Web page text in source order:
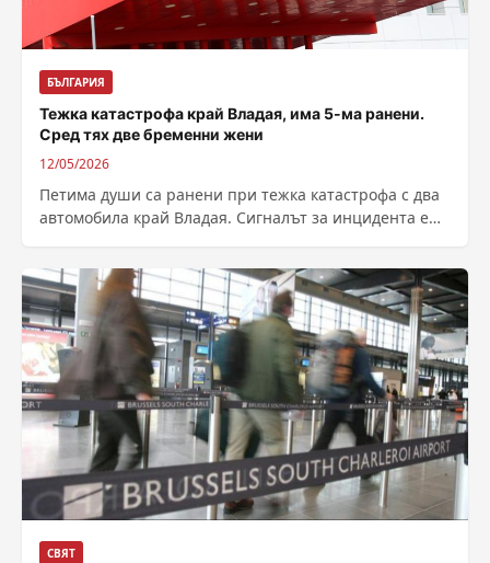
БЪЛГАРИЯ
Тежка катастрофа край Владая, има 5-ма ранени.
Сред тях две бременни жени
12/05/2026
Петима души са ранени при тежка катастрофа с два
автомобила край Владая. Сигналът за инцидента е
СВЯТ